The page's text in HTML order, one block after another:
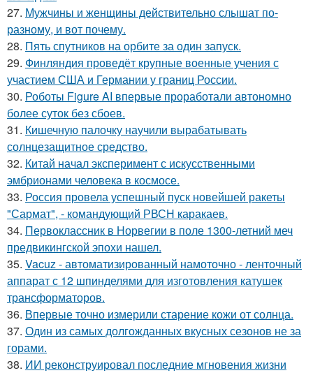
27. Мужчины и женщины действительно слышат по-
разному, и вот почему.
28. Пять спутников на орбите за один запуск.
29. Финляндия проведёт крупные военные учения с
участием США и Германии у границ России.
30. Роботы Figure AI впервые проработали автономно
более суток без сбоев.
31. Кишечную палочку научили вырабатывать
солнцезащитное средство.
32. Китай начал эксперимент с искусственными
эмбрионами человека в космосе.
33. Россия провела успешный пуск новейшей ракеты
"Сармат", - командующий РВСН каракаев.
34. Первоклассник в Норвегии в поле 1300-летний меч
предвикингской эпохи нашел.
35. Vacuz - автоматизированный намоточно - ленточный
аппарат с 12 шпинделями для изготовления катушек
трансформаторов.
36. Впервые точно измерили старение кожи от солнца.
37. Один из самых долгожданных вкусных сезонов не за
горами.
38. ИИ реконструировал последние мгновения жизни